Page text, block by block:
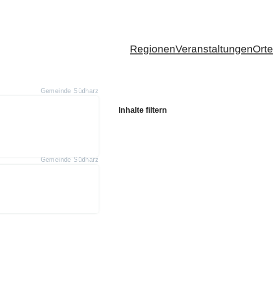
RegionenVeranstaltungenOrte
Gemeinde Südharz
Gemeinde Südharz
Inhalte filtern